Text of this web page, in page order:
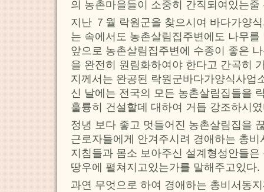
의 농촌마을들이 소중히 간직되여있는
지난 ７월 락원군을 찾으시여 바다가양
는 속에서도 농촌살림집주변에도 나무
앞으로 농촌살림집주변에 수종이 좋은
을 완전히 원림화하여야 한다고 간곡히
지께서는 완공된 락원군바다가양식사업
신 날에는 전국의 모든 농촌살림집들을
훌륭히 건설할데 대하여 거듭 강조하시
정녕 보다 좋고 멋들어진 농촌살림집을
근로자들에게 안겨주시려 경애하는 총
지침들과 몸소 보아주신 설계형성안들
땅우에 펼쳐지고있는가를 말해주고있다.
과연 무엇으로 하여 경애하는 총비서동